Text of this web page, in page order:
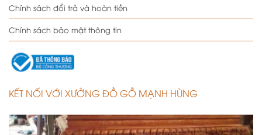
Chính sách đổi trả và hoàn tiền
Chính sách bảo mật thông tin
KẾT NỐI VỚI XƯỞNG ĐỒ GỖ MẠNH HÙNG